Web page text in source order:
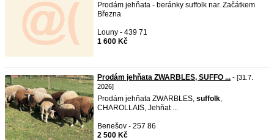
Prodám jehňata - beránky suffolk nar. Začátkem
Března
Louny - 439 71
1 600 Kč
Prodám jehňata ZWARBLES, SUFFO ... - [31.7.
2026]
Prodám jehňata ZWARBLES, suffolk,
CHAROLLAIS, Jehňat ...
Benešov - 257 86
2 500 Kč